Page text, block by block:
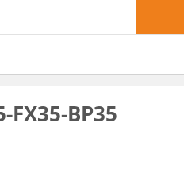
FX35-BP35